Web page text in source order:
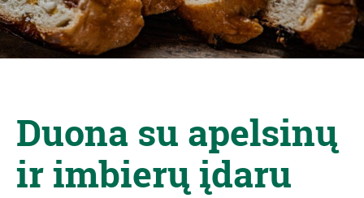
Duona su apelsinų
ir imbierų įdaru